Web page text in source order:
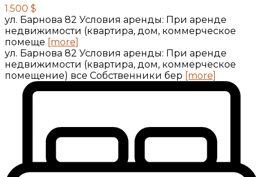
1.500 $
ул. Барнова 82 Условия аренды: При аренде
недвижимости (квартира, дом, коммерческое
помеще [more]
ул. Барнова 82 Условия аренды: При аренде
недвижимости (квартира, дом, коммерческое
помещение) все Собственники бер [more]